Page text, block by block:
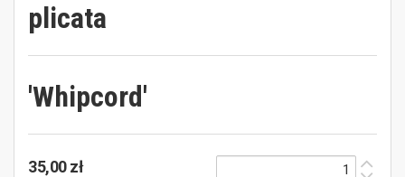
plicata
'Whipcord'
35,00 zł